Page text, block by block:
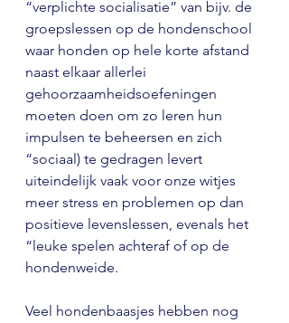
“verplichte socialisatie” van bijv. de
groepslessen op de hondenschool
waar honden op hele korte afstand
naast elkaar allerlei
gehoorzaamheidsoefeningen
moeten doen om zo leren hun
impulsen te beheersen en zich
“sociaal) te gedragen levert
uiteindelijk vaak voor onze witjes
meer stress en problemen op dan
positieve levenslessen, evenals het
“leuke spelen achteraf of op de
hondenweide.
Veel hondenbaasjes hebben nog